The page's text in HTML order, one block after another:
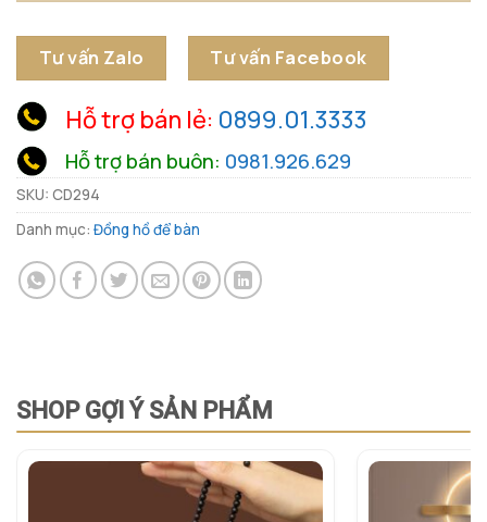
Tư vấn Zalo Tư vấn Facebook
Hỗ trợ bán lẻ: 0899.01.3333
Hỗ trợ bán buôn: 0981.926.629
SKU: CD294
Danh mục: Đồng hồ để bàn
SHOP GỢI Ý SẢN PHẨM